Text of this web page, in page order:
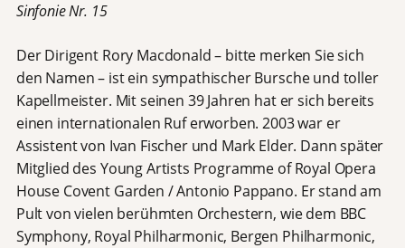
Sinfonie Nr. 15
Der Dirigent Rory Macdonald – bitte merken Sie sich
den Namen – ist ein sympathischer Bursche und toller
Kapellmeister. Mit seinen 39 Jahren hat er sich bereits
einen internationalen Ruf erworben. 2003 war er
Assistent von Ivan Fischer und Mark Elder. Dann später
Mitglied des Young Artists Programme of Royal Opera
House Covent Garden / Antonio Pappano. Er stand am
Pult von vielen berühmten Orchestern, wie dem BBC
Symphony, Royal Philharmonic, Bergen Philharmonic,